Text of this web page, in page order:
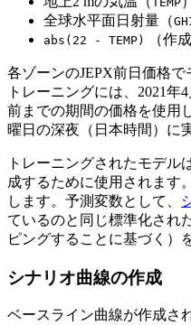
全球水平面日射量（
abs(22 - TEMP) （作
各ゾーンのJEPX前日価格で
トレーニングには、2021年
前までの期間の価格を使用
曜日の深夜（日本時間）に
トレーニングされたモデル
成するために使用されます
します。予測変数として、
ているのと同じ標準化され
ピングすることに基づく）
シナリオ曲線の作成
ベースライン曲線が作成さ